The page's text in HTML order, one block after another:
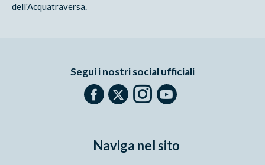
dell'Acquatraversa.
Segui i nostri social ufficiali
Naviga nel sito